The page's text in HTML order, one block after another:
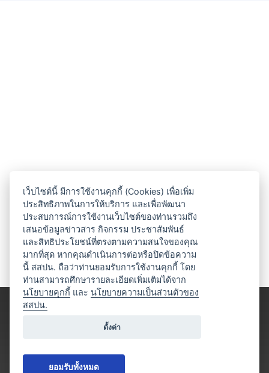
เว็บไซต์นี้ มีการใช้งานคุกกี้ (Cookies) เพื่อเพิ่ม
ประสิทธิภาพในการให้บริการ และเพื่อพัฒนา
ประสบการณ์การใช้งานเว็บไซต์ของท่านรวมถึง
เสนอข้อมูลข่าวสาร กิจกรรม ประชาสัมพันธ์
และสิทธิประโยชน์ที่ตรงตามความสนใจของคุณ
มากที่สุด หากคุณดำเนินการต่อหรือปิดข้อความ
นี้ สสปน. ถือว่าท่านยอมรับการใช้งานคุกกี้ โดย
ท่านสามารถศึกษารายละเอียดเพิ่มเติมได้จาก
นโยบายคุกกี้ และนโยบายความเป็นส่วนตัวของ
สสปน.
ตั้งค่า
ยอมรับทั้งหมด